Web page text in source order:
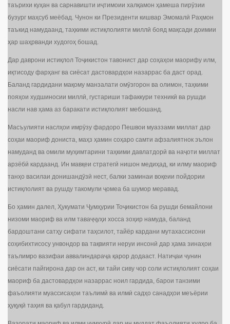
таърихи куҳан ва сарнавишти иҷтимоии халқамон ҳамеша пирӯзии
бузург маҳсуб меёбад. Чунон ки Президенти кишвар Эмомалӣ Раҳмон
таъкид намудаанд, таҳкими истиқлолияти миллӣ бояд мақсади доимии
ҳар шаҳрванди худогоҳ бошад.
Дар даврони истиқлол Тоҷикистон тавонист дар соҳаҳои маорифу илм,
иқтисоду фарҳанг ва сиёсат дастовардҳои назаррас ба даст орад.
Баланд гардидани мақому манзалати омӯзгорон ва олимон, таҳкими
пояҳои худшиносии миллӣ, густариши тафаккури техникӣ ва рушди
насли нав ҳама аз баракати истиқлолият мебошанд.
Масъулияти наслҳои имрӯзу фардоро Пешвои муаззами миллат дар
соҳаи маориф дониста, маҳз ҳамин соҳаро самти афзалиятнок эълон
намуданд ва омили муҳимтарини таҳкими давлатдорӣ ва наҷоти миллат
арзёбӣ кардаанд. Ин мавқеи стратегӣ нишон медиҳад, ки илму маориф
танҳо василаи донишандӯзӣ нест, балки заминаи воқеии пойдории
истиқлолият ва рушду такомули ҷомеа ба шумор меравад.
Бо ҳамин далел, Ҳукумати Ҷумҳурии Тоҷикистон ба рушди бемайлони
низоми маориф ва илм таваҷҷуҳи хосса зоҳир намуда, баланд
бардоштани сатҳу сифати таҳсилот, тайёр кардани мутахассисони
соҳибихтисосу унвондор ва тақвияти неруи инсонӣ дар ҳама зинаҳои
таълимро вазифаи аввалиндараҷа қарор додааст. Натиҷаи чунин
сиёсати пайгирона дар он аст, ки тайи сиву чор соли истиқлолият соҳаи
маориф ба дастовардҳои назаррас ноил гардида, барои танзими
фаъолияти муассисаҳои таълимӣ ва илмӣ садҳо санадҳои меъёрии
ҳуқуқӣ таҳия ва қабул гардиданд.